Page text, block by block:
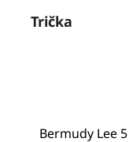
Trička
Bermudy Lee 5